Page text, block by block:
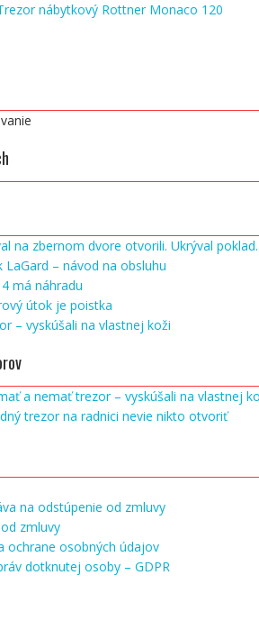
nábytkový Rottner Monaco 120
na zbernom dvore otvorili. Ukrýval poklad.
– návod na obsluhu
má náhradu
útok je poistka
– vyskúšali na vlastnej koži
a nemať trezor – vyskúšali na vlastnej
trezor na radnici nevie nikto otvoriť
na odstúpenie od zmluvy
zmluvy
ochrane osobných údajov
dotknutej osoby – GDPR